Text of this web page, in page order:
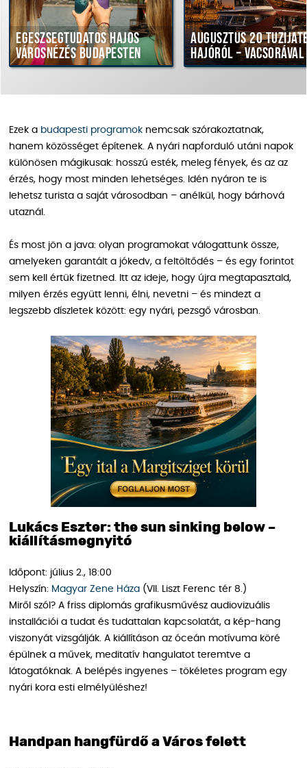
hajós
Budapesten
Augusztus 20 tűzijáték
hajóról – vacsorával
Ezek a budapesti programok nemcsak szórakoztatnak,
hanem közösséget építenek. A nyári napforduló utáni napok
különösen mágikusak: hosszú esték, meleg fények, és az az
érzés, hogy most minden lehetséges. Idén nyáron te is
lehetsz turista a saját városodban – anélkül, hogy bárhová
utaznál.
És most jön a java: olyan programokat válogattunk össze,
amelyeken garantált a jókedv, a feltöltődés – és egy forintot
sem kell értük fizetned. Itt az ideje, hogy újra megtapasztald,
milyen érzés együtt lenni, élni, nevetni – és mindezt a
legszebb díszletek között: egy nyári, pezsgő városban.
Lukács Eszter: the sun sinking below –
kiállításmegnyitó
Időpont: július 2., 18:00
Helyszín: Magyar Zene Háza (VII. Liszt Ferenc tér 8.)
Miről szól? A friss diplomás grafikusművész audiovizuális
installációi a tudat és tudattalan kapcsolatát, a kép-hang
viszonyát vizsgálják. A kiállításon az óceán motívuma köré
épülnek a művek, meditatív hangulatot teremtve a
látogatóknak. A belépés ingyenes – tökéletes program egy
nyári kora esti elmélyüléshez!
Handpan hangfürdő a Város felett